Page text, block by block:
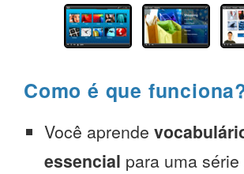
Como é que
Você aprende
essencial para uma série